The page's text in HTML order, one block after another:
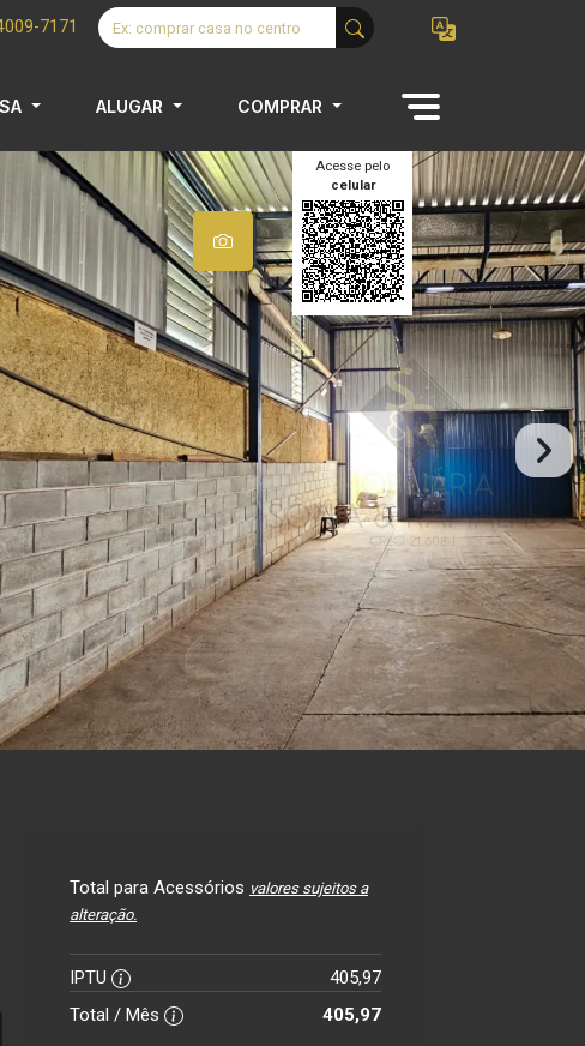
7171
ALUGAR COMPRAR
Acesse pelo
celular
Total para Acessórios valores sujeitos a
alteração.
IPTU
405,97
Total / Mês
405,97